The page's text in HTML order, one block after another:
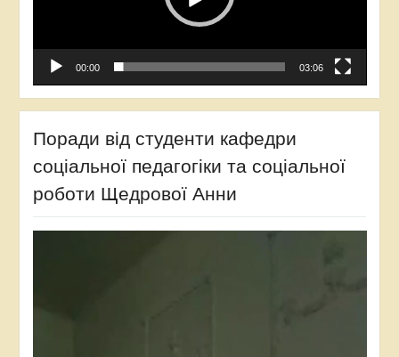
00:00 03:06
Поради від студенти кафедри
соціальної педагогіки та соціальної
роботи Щедрової Анни